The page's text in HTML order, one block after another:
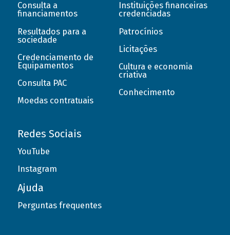
Consulta a
financiamentos
Resultados para a
sociedade
Credenciamento de
Equipamentos
Consulta PAC
Moedas contratuais
Instituições financeiras
credenciadas
Patrocínios
Licitações
Cultura e economia
criativa
Conhecimento
Redes Sociais
YouTube
Instagram
Ajuda
Perguntas frequentes